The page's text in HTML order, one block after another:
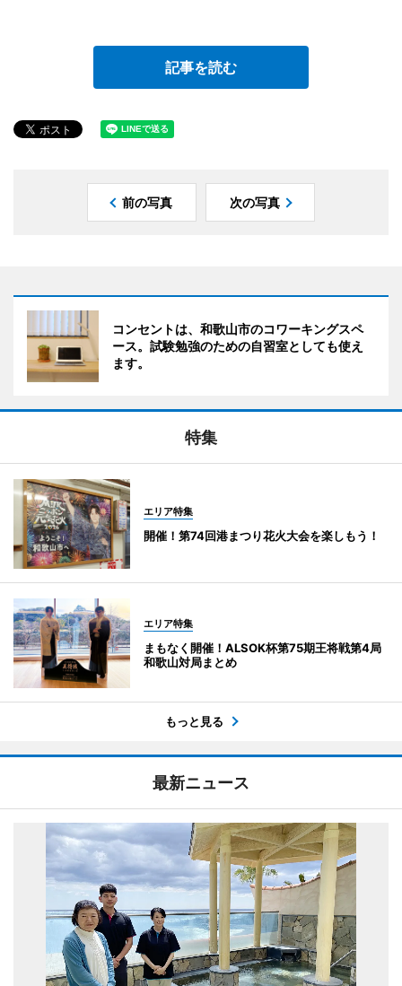
記事を読む
前の写真 次の写真
コンセントは、和歌山市のコワーキングスペ
ース。試験勉強のための自習室としても使え
ます。
特集
エリア特集
開催！第74回港まつり花火大会を楽しもう！
エリア特集
まもなく開催！ALSOK杯第75期王将戦第4局
和歌山対局まとめ
もっと見る
最新ニュース